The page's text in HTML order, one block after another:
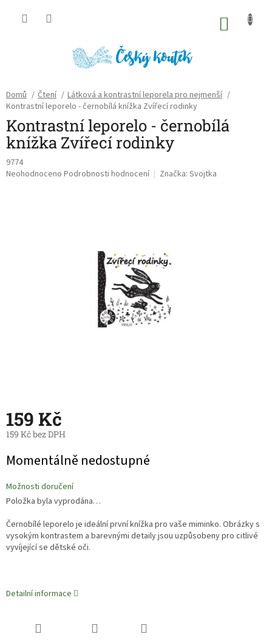
Domů / Čtení / Látková a kontrastní leporela pro nejmenší /
Kontrastní leporelo - černobílá knížka Zvířecí rodinky
Kontrastní leporelo - černobílá
knížka Zvířecí rodinky
9774
Průměrné
Neohodnoceno Podrobnosti hodnocení Značka: Svojtka
159 Kč
159 Kč bez DPH
cena:
Momentálně nedostupné
Možnosti doručení
Položka byla vyprodána…
Černobílé leporelo je ideální první knížka pro vaše miminko. Obrázky s
vysokým kontrastem a barevnými detaily jsou uzpůsobeny pro citlivé
vyvíjející se dětské oči.
Detailní informace